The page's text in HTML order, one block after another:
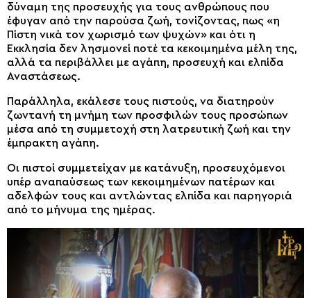
δύναμη της προσευχής για τους ανθρώπους που
έφυγαν από την παρούσα ζωή, τονίζοντας, πως «η
Πίστη νικά τον χωρισμό των ψυχών» και ότι η
Εκκλησία δεν λησμονεί ποτέ τα κεκοιμημένα μέλη της,
αλλά τα περιβάλλει με αγάπη, προσευχή και ελπίδα
Αναστάσεως.
Παράλληλα, εκάλεσε τους πιστούς, να διατηρούν
ζωντανή τη μνήμη των προσφιλών τους προσώπων
μέσα από τη συμμετοχή στη λατρευτική ζωή και την
έμπρακτη αγάπη.
Οι πιστοί συμμετείχαν με κατάνυξη, προσευχόμενοι
υπέρ αναπαύσεως των κεκοιμημένων πατέρων και
αδελφών τους και αντλώντας ελπίδα και παρηγοριά
από το μήνυμα της ημέρας.